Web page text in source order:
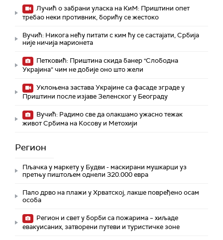
Лучић о забрани уласка на КиМ: Приштини опет
требао неки противник, борићу се жестоко
Вучић: Никога нећу питати с ким ћу се састајати, Србија
није ничија марионета
Петковић: Приштина скида банер "Слободна
Украјина“ чим не добије оно што жели
Уклоњена застава Украјине са фасаде зграде у
Приштини после изјаве Зеленског у Београду
Вучић: Радимо све да олакшамо ужасно тежак
живот Србима на Косову и Метохији
Регион
Пљачка у маркету у Будви - маскирани мушкарци уз
претњу пиштољем однели 320.000 евра
Пало дрво на плажи у Хрватској, лакше повређено осам
особа
Регион и свет у борби са пожарима – хиљаде
евакуисаних, затворени путеви и туристичке зоне